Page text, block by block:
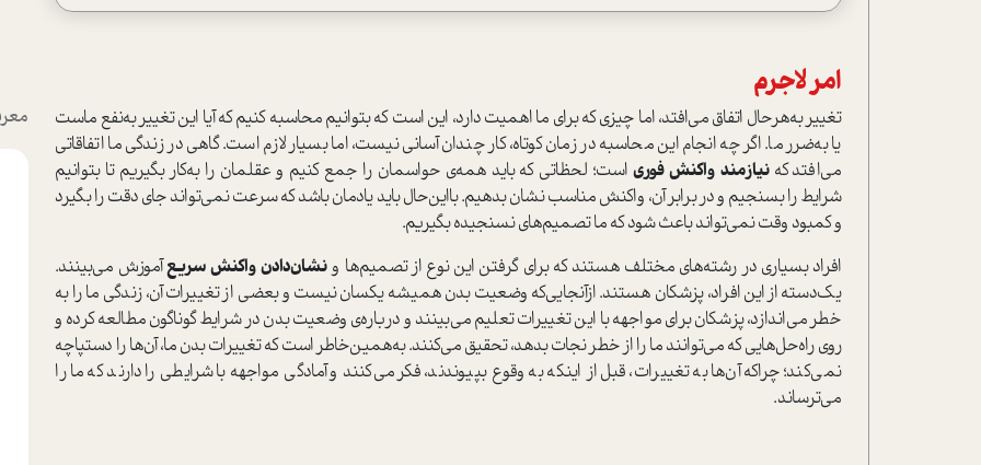
امر لاجرم
تغییر به‌هر‌حال اتفاق می‌افتد، اما چیزی که برای ما اهمیت دارد، این است که بتوانیم محاسبه کنیم که آیا این تغییر به‌نفع ماست
یا به‌ضرر ما. اگر چه انجام این محاسبه‌ در زمان کوتاه، کار چندان آسانی نیست، اما بسیار لازم است. گاهی در زندگی ما اتفاقاتی
می‌افتد که نیازمند واکنش فوریاست؛ لحظاتی که باید همه‌ی حواسمان را جمع کنیم و عقلمان را به‌کار بگیریم تا بتوانیم
شرایط را بسنجیم و در برابر آن، واکنش مناسب نشان بدهیم. با‌این‌حال باید یادمان باشد که سرعت نمی‌تواند جای دقت را بگیرد
و کمبود وقت نمی‌تواند باعث شود که ما تصمیم‌های نسنجیده بگیریم.
افراد بسیاری در رشته‌های مختلف هستند که برای گرفتن این نوع از تصمیم‌ها ونشان‌دادن واکنش سریعآموزش می‌بینند.
یک‌دسته از این افراد، پزشکان هستند. ازآنجایی‌که وضعیت بدن همیشه یکسان نیست و بعضی از تغییرات آن، زندگی ما را به
خطر می‌اندازد، پزشکان برای مواجهه با این تغییرات تعلیم می‌بینند و درباره‌ی وضعیت بدن در شرایط گوناگون مطالعه کرده و
روی راه‌حل‌هایی که می‌توانند ما را از خطر نجات بدهد، تحقیق می‌کنند. به‌همین‌خاطر است که تغییرات بدن ما، آن‌ها را دستپاچه
نمی‌کند؛ چراکه آن‌ها به تغییرات، قبل از اینکه به وقوع بپیوندند، فکر می‌کنند و آمادگی مواجهه با شرایطی را دارند که ما را
می‌ترساند.